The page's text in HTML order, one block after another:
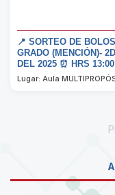
📍 SORTEO DE
GRADO (MENCIÓN)-
DEL 2025 ⏰ HRS
Lugar: Aula